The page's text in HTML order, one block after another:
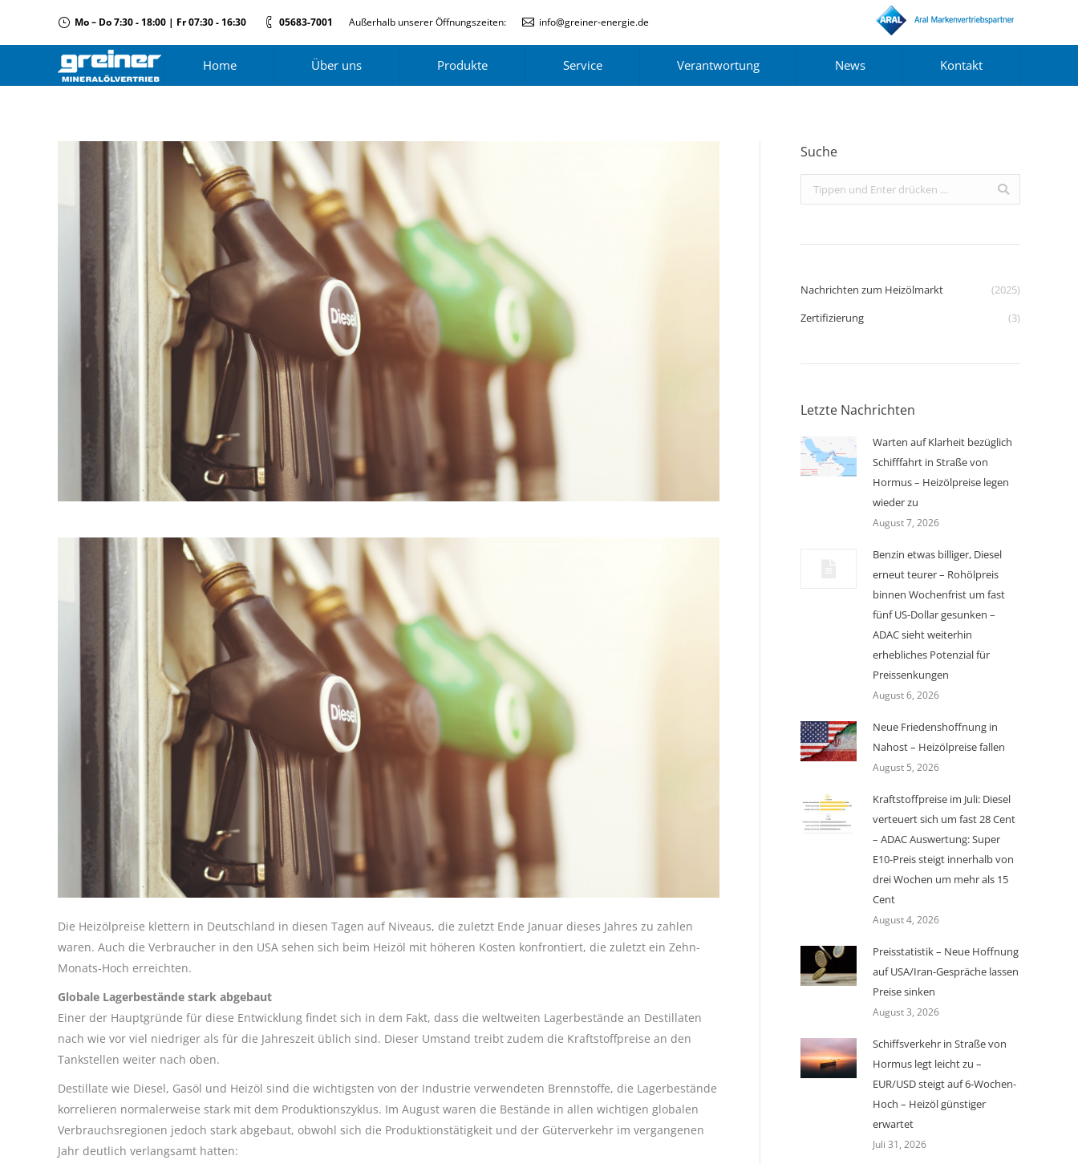
Mo – Do 7:30 - 18:00 | Fr 07:30 - 16:30 05683-7001 Außerhalb unserer Öffnungszeiten: info@greiner-energie.de
Home Über uns Produkte Service Verantwortung News Kontakt
Die Heizölpreise klettern in Deutschland in diesen Tagen auf Niveaus, die zuletzt Ende Januar dieses Jahres zu zahlen
waren. Auch die Verbraucher in den USA sehen sich beim Heizöl mit höheren Kosten konfrontiert, die zuletzt ein Zehn-
Monats-Hoch erreichten.
Globale Lagerbestände stark abgebaut
Einer der Hauptgründe für diese Entwicklung findet sich in dem Fakt, dass die weltweiten Lagerbestände an Destillaten
nach wie vor viel niedriger als für die Jahreszeit üblich sind. Dieser Umstand treibt zudem die Kraftstoffpreise an den
Tankstellen weiter nach oben.
Destillate wie Diesel, Gasöl und Heizöl sind die wichtigsten von der Industrie verwendeten Brennstoffe, die Lagerbestände
korrelieren normalerweise stark mit dem Produktionszyklus. Im August waren die Bestände in allen wichtigen globalen
Verbrauchsregionen jedoch stark abgebaut, obwohl sich die Produktionstätigkeit und der Güterverkehr im vergangenen
Jahr deutlich verlangsamt hatten:
Suche
Search:
Nachrichten zum Heizölmarkt
(2025)
Zertifizierung
(3)
Letzte Nachrichten
Warten auf Klarheit bezüglich
Schifffahrt in Straße von
Hormus – Heizölpreise legen
wieder zu
August 7, 2026
Benzin etwas billiger, Diesel
erneut teurer – Rohölpreis
binnen Wochenfrist um fast
fünf US-Dollar gesunken –
ADAC sieht weiterhin
erhebliches Potenzial für
Preissenkungen
August 6, 2026
Neue Friedenshoffnung in
Nahost – Heizölpreise fallen
August 5, 2026
Kraftstoffpreise im Juli: Diesel
verteuert sich um fast 28 Cent
– ADAC Auswertung: Super
E10-Preis steigt innerhalb von
drei Wochen um mehr als 15
Cent
August 4, 2026
Preisstatistik – Neue Hoffnung
auf USA/Iran-Gespräche lassen
Preise sinken
August 3, 2026
Schiffsverkehr in Straße von
Hormus legt leicht zu –
EUR/USD steigt auf 6-Wochen-
Hoch – Heizöl günstiger
erwartet
Juli 31, 2026